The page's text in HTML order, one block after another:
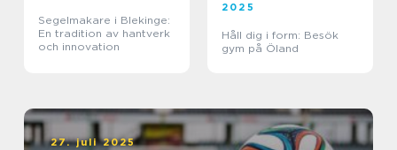
Segelmakare i Blekinge:
En tradition av hantverk
och innovation
2025
Håll dig i form: Besök
gym på Öland
27. juli 2025